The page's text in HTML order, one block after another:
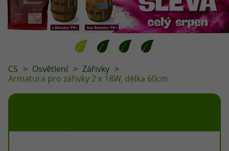
CS Osvětlení
Zářivky
Armatura pro zářivky 2 x 18W, délka 60cm